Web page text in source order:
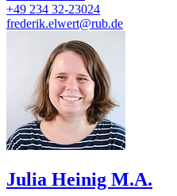
+49 234 32-23024
frederik.elwert@rub.de
Julia Heinig M.A.